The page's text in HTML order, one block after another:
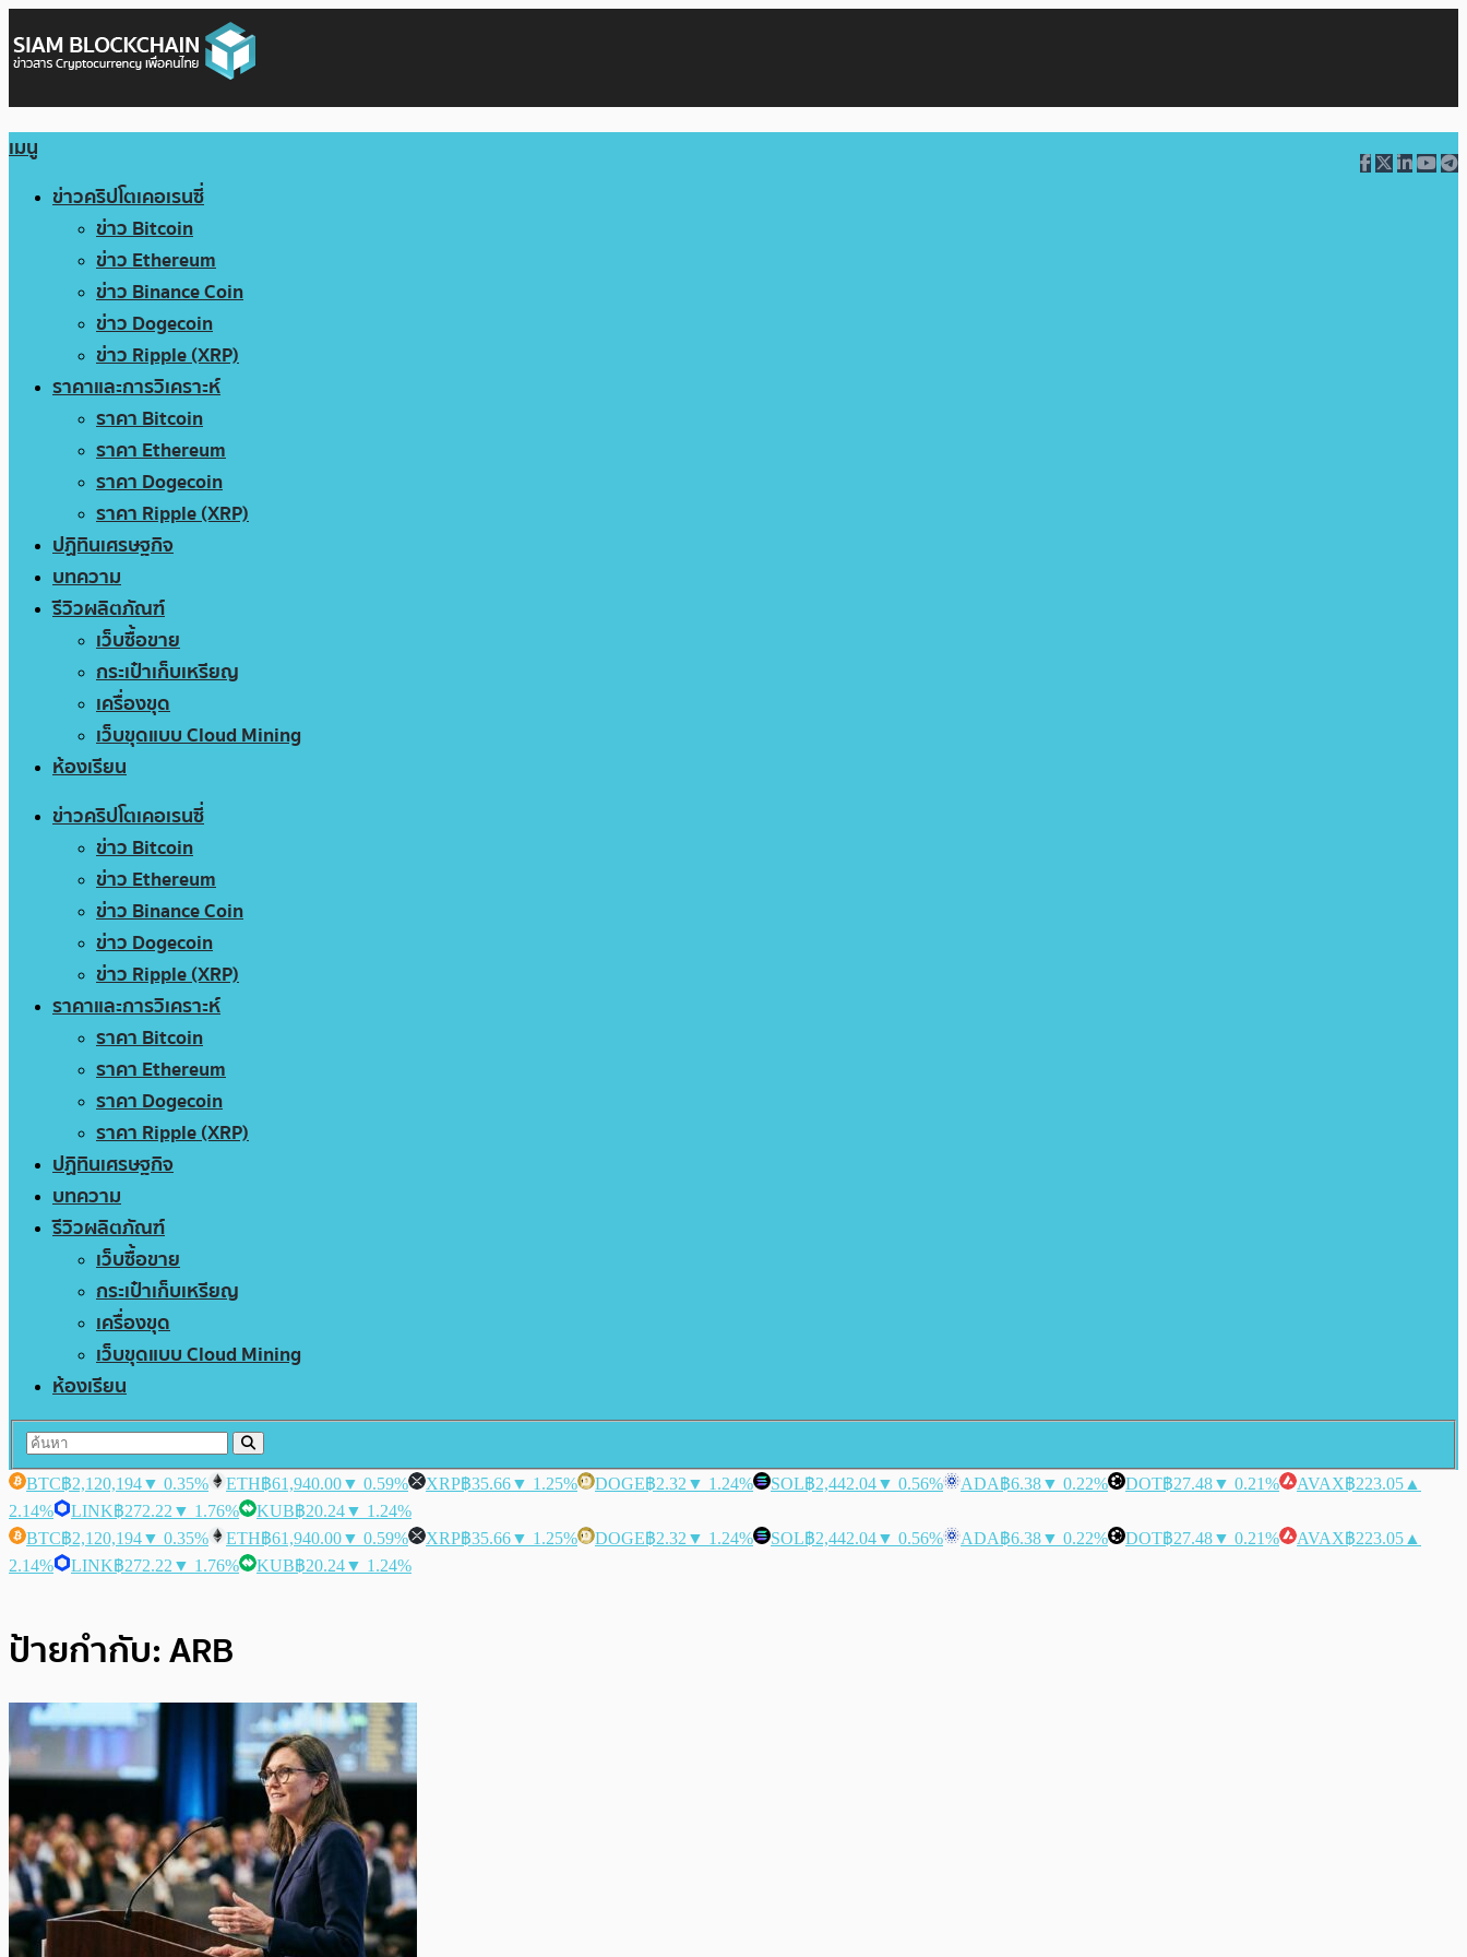
เมนู
ข่าวคริปโตเคอเรนซี่
ข่าว Bitcoin
ข่าว Ethereum
ข่าว Binance Coin
ข่าว Dogecoin
ข่าว Ripple (XRP)
ราคาและการวิเคราะห์
ราคา Bitcoin
ราคา Ethereum
ราคา Dogecoin
ราคา Ripple (XRP)
ปฏิทินเศรษฐกิจ
บทความ
รีวิวผลิตภัณฑ์
เว็บซื้อขาย
กระเป๋าเก็บเหรียญ
เครื่องขุด
เว็บขุดแบบ Cloud Mining
ห้องเรียน
ข่าวคริปโตเคอเรนซี่
ข่าว Bitcoin
ข่าว Ethereum
ข่าว Binance Coin
ข่าว Dogecoin
ข่าว Ripple (XRP)
ราคาและการวิเคราะห์
ราคา Bitcoin
ราคา Ethereum
ราคา Dogecoin
ราคา Ripple (XRP)
ปฏิทินเศรษฐกิจ
บทความ
รีวิวผลิตภัณฑ์
เว็บซื้อขาย
กระเป๋าเก็บเหรียญ
เครื่องขุด
เว็บขุดแบบ Cloud Mining
ห้องเรียน
BTC฿2,120,194▼ 0.35% ETH฿61,940.00▼ 0.59% XRP฿35.66▼ 1.25% DOGE฿2.32 ▼ 1.24% SOL฿2,442.04▼ 0.56% ADA฿6.38▼ 0.22% DOT฿27.48▼ 0.21% AVAX฿223.05 ▲
2.14%
LINK฿272.22 ▼ 1.76% KUB฿20.24▼ 1.24%
BTC฿2,120,194▼ 0.35% ETH฿61,940.00▼ 0.59% XRP฿35.66▼ 1.25% DOGE฿2.32 ▼ 1.24% SOL฿2,442.04▼ 0.56% ADA฿6.38▼ 0.22% DOT฿27.48▼ 0.21% AVAX฿223.05 ▲
2.14%
LINK฿272.22 ▼ 1.76% KUB฿20.24▼ 1.24%
ป้ายกำกับ:ARB